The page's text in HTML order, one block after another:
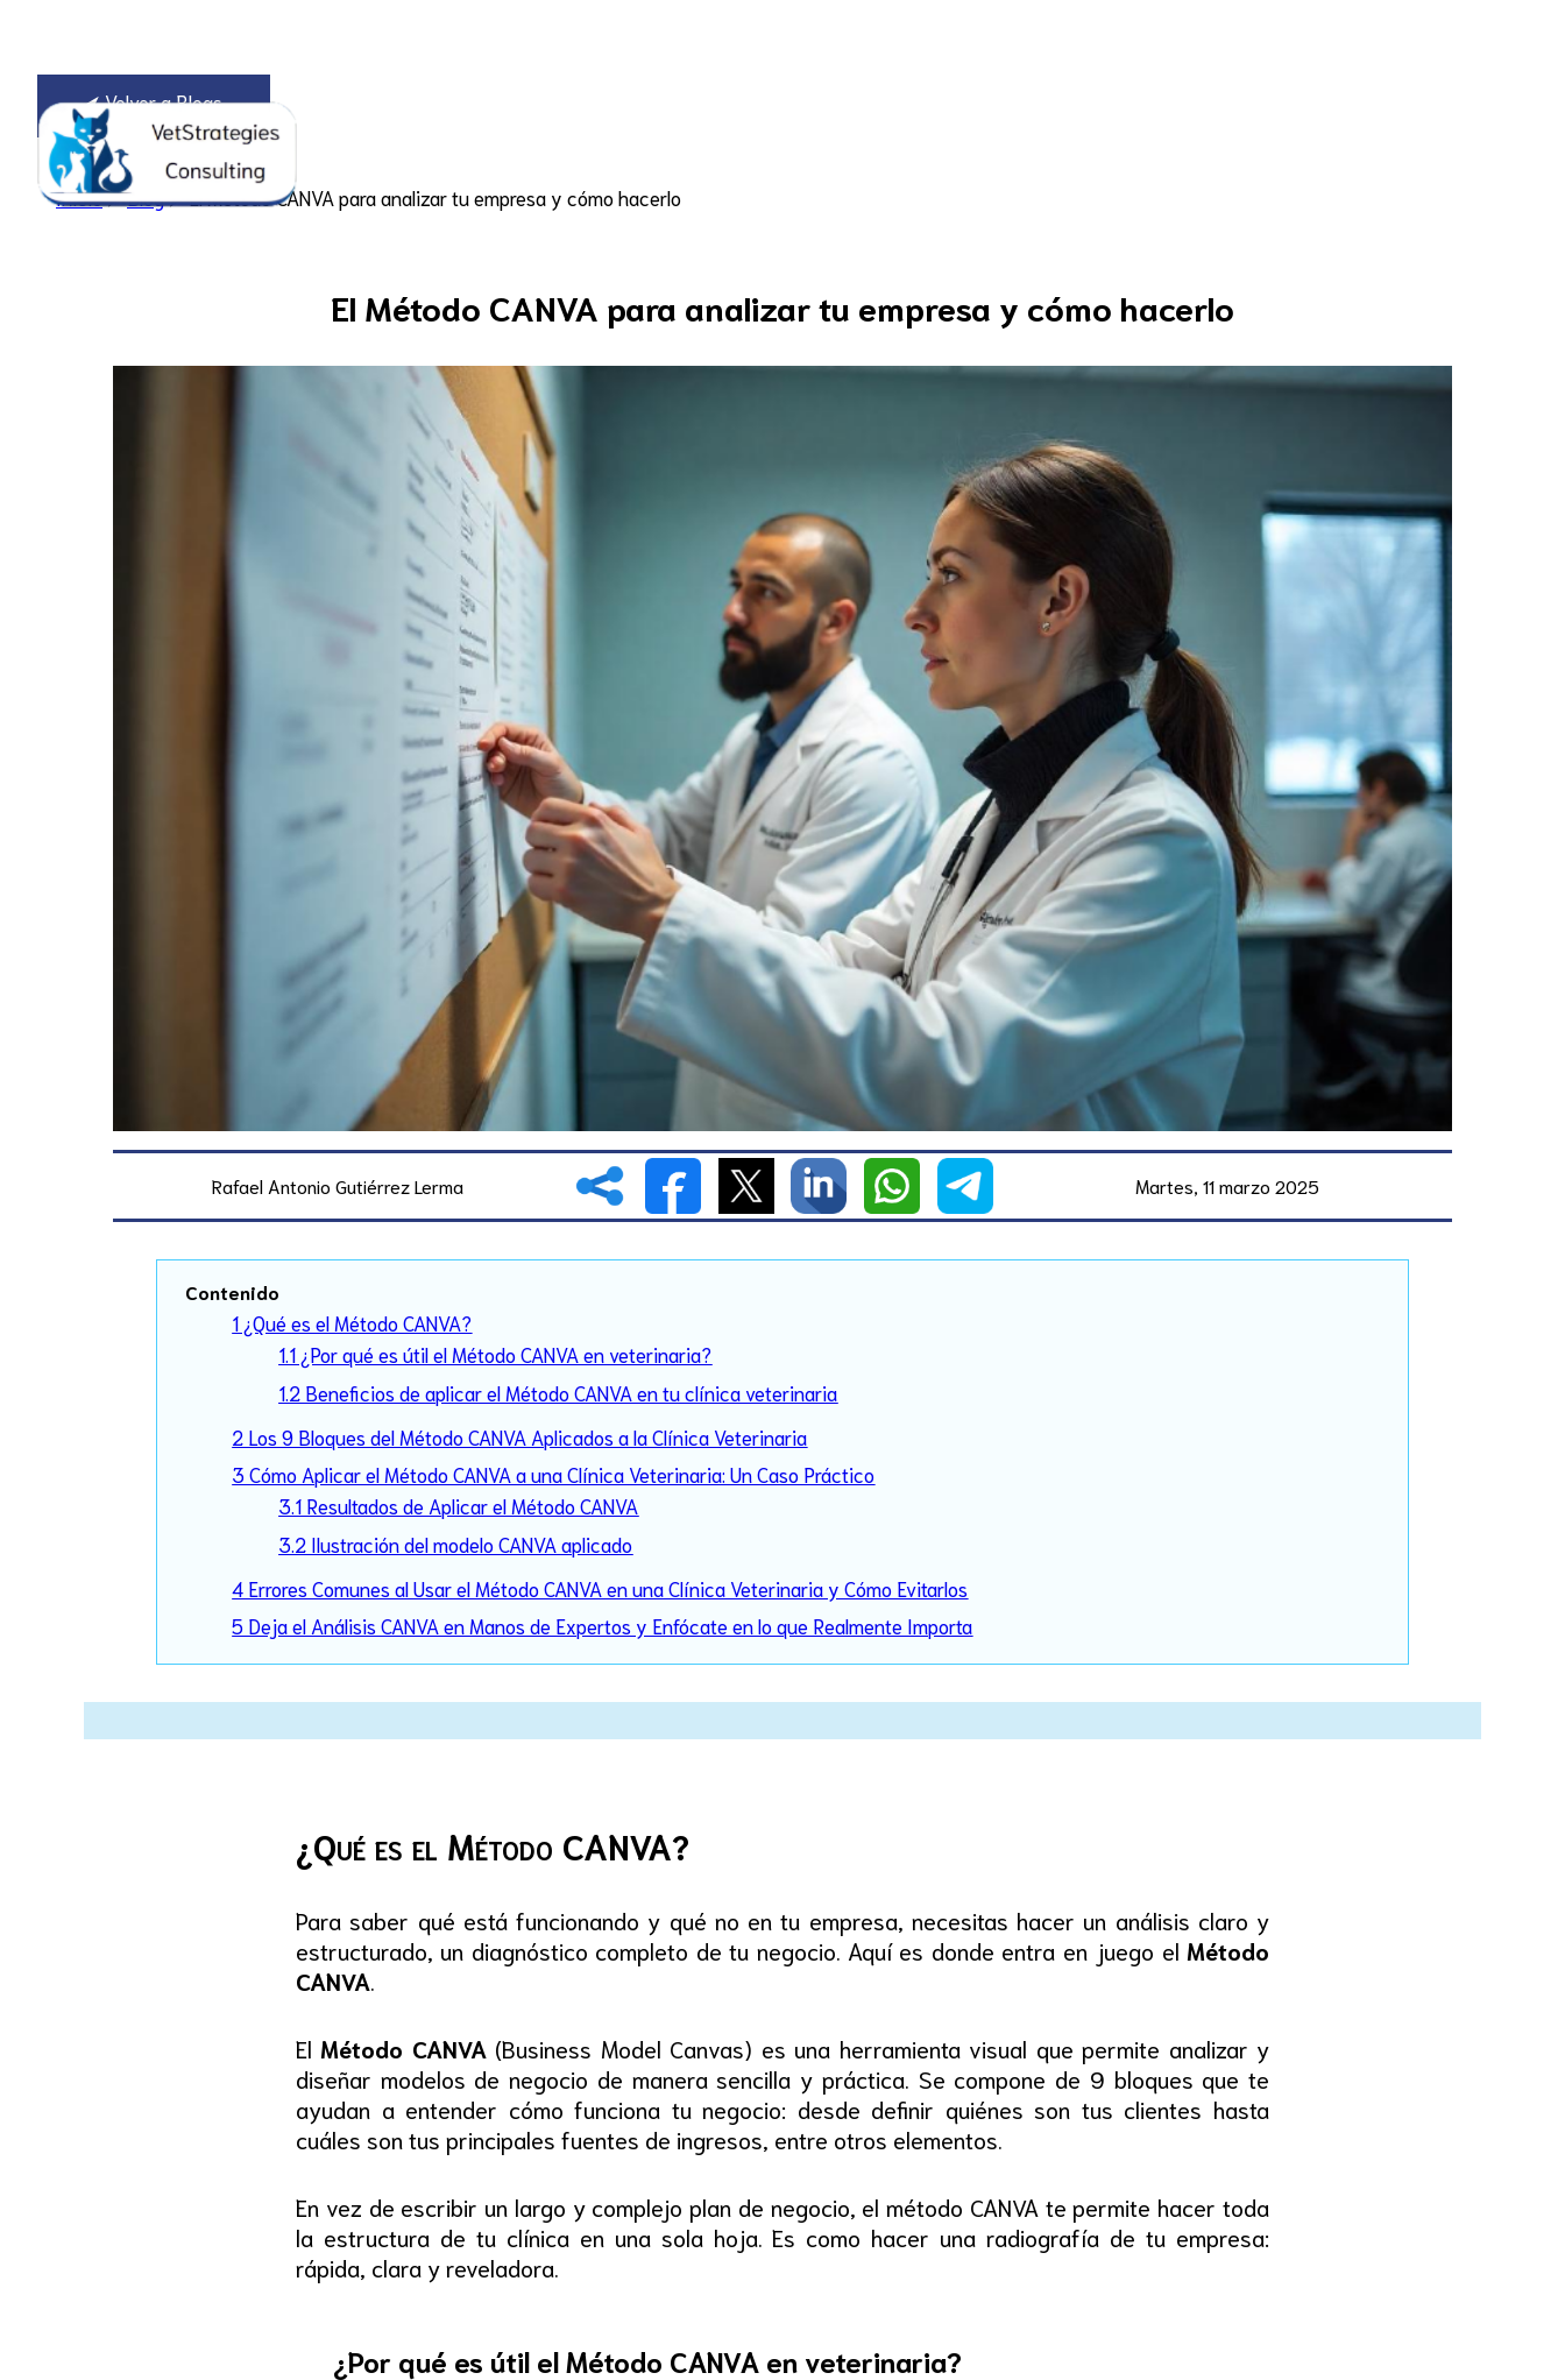
⮜ Volver a Blogs
Inicio⮞Blog⮞ El Método CANVA para analizar tu empresa y cómo hacerlo
El Método CANVA para analizar tu empresa y cómo hacerlo
Rafael Antonio Gutiérrez Lerma Martes, 11 marzo 2025
Contenido
1 ¿Qué es el Método CANVA?
1.1 ¿Por qué es útil el Método CANVA en veterinaria?
1.2 Beneficios de aplicar el Método CANVA en tu clínica veterinaria
2 Los 9 Bloques del Método CANVA Aplicados a la Clínica Veterinaria
3 Cómo Aplicar el Método CANVA a una Clínica Veterinaria: Un Caso Práctico
3.1 Resultados de Aplicar el Método CANVA
3.2 Ilustración del modelo CANVA aplicado
4 Errores Comunes al Usar el Método CANVA en una Clínica Veterinaria y Cómo Evitarlos
5 Deja el Análisis CANVA en Manos de Expertos y Enfócate en lo que Realmente Importa
¿Qué es el Método CANVA?
Para saber qué está funcionando y qué no en tu empresa, necesitas hacer un análisis claro y
estructurado, un diagnóstico completo de tu negocio. Aquí es donde entra en juego el Método
CANVA
El Método CANVA (Business Model Canvas) es una herramienta visual que permite analizar y
diseñar modelos de negocio de manera sencilla y práctica. Se compone de 9 bloques que te
ayudan a entender cómo funciona tu negocio: desde definir quiénes son tus clientes hasta
cuáles son tus principales fuentes de ingresos, entre otros elementos.
En vez de escribir un largo y complejo plan de negocio, el método CANVA te permite hacer toda
la estructura de tu clínica en una sola hoja. Es como hacer una radiografía de tu empresa:
rápida, clara y reveladora.
¿Por qué es útil el Método CANVA en veterinaria?